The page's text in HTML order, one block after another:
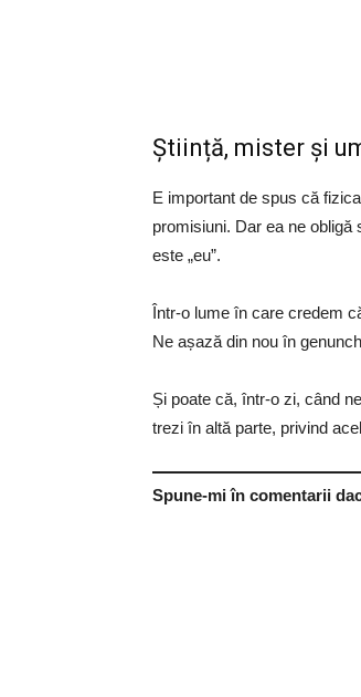
Știință, mister și
E important de spus că
promisiuni. Dar ea ne
este „eu”.
Într-o lume în care credem
Ne așază din nou în
Și poate că, într-o zi, când
trezi în altă parte, privind
Spune-mi în comentarii